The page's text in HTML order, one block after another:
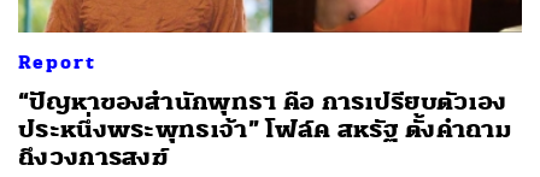
Report
“ปัญหาของสำนักพุทธฯ คือ การเปรียบตัวเอง
ประหนึ่งพระพุทธเจ้า” โฟล์ค สหรัฐ ตั้งคำถาม
ถึงวงการสงฆ์
ค้นหา